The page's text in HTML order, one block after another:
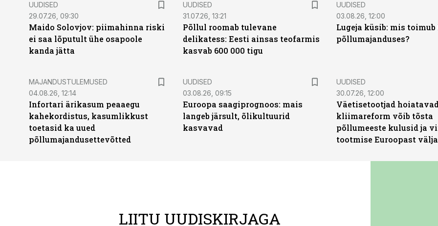
UUDISED
29.07.26, 09:30
Maido Solovjov: piimahinna riski
ei saa lõputult ühe osapoole
kanda jätta
UUDISED
31.07.26, 13:21
Põllul roomab tulevane
delikatess: Eesti ainsas teofarmis
kasvab 600 000 tigu
UUDISED
03.08.26, 12:00
Lugeja küsib: mis
põllumajanduses?
MAJANDUSTULEMUSED
04.08.26, 12:14
Infortari ärikasum peaaegu
kahekordistus, kasumlikkust
toetasid ka uued
põllumajandusettevõtted
UUDISED
03.08.26, 09:15
Euroopa saagiprognoos: mais
langeb järsult, õlikultuurid
kasvavad
UUDISED
30.07.26, 12:00
Väetisetootjad
kliimareform võib tõsta
põllumeeste kulusid ja
tootmise Euroopast välja
LIITU UUDISKIRJAGA